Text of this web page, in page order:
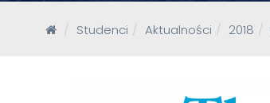
Studenci Aktualności 2018